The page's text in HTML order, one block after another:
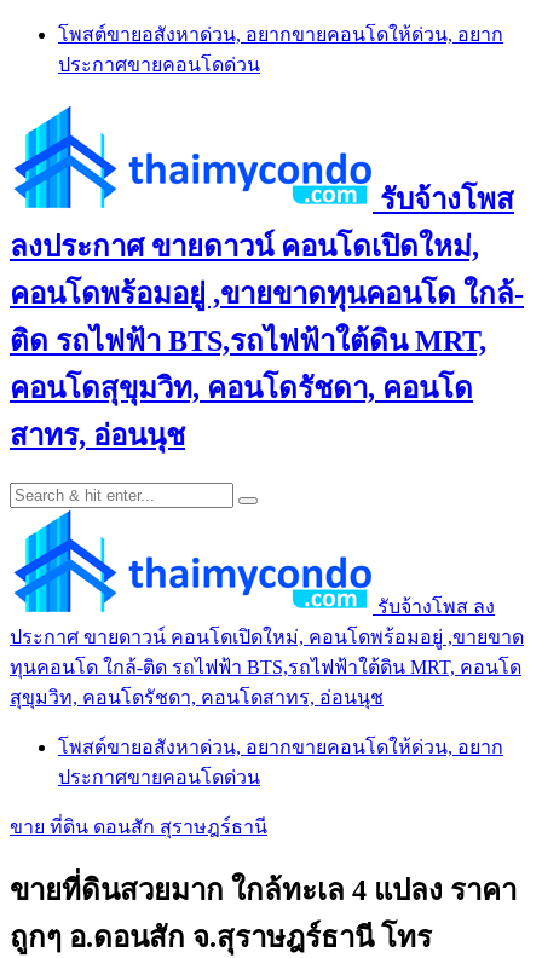
Skip
content
โพสต์ขายอสังหาด่วน, อยากขายคอนโดให้ด่วน, อยาก
ประกาศขายคอนโดด่วน
รับจ้างโพส
ลงประกาศ ขายดาวน์ คอนโดเปิดใหม่,
คอนโดพร้อมอยู่ ,ขายขาดทุนคอนโด ใกล้-
ติด รถไฟฟ้า BTS,รถไฟฟ้าใต้ดิน MRT,
คอนโดสุขุมวิท, คอนโดรัชดา, คอนโด
สาทร, อ่อนนุช
รับจ้างโพส ลง
ประกาศ ขายดาวน์ คอนโดเปิดใหม่, คอนโดพร้อมอยู่ ,ขายขาด
ทุนคอนโด ใกล้-ติด รถไฟฟ้า BTS,รถไฟฟ้าใต้ดิน MRT, คอนโด
สุขุมวิท, คอนโดรัชดา, คอนโดสาทร, อ่อนนุช
โพสต์ขายอสังหาด่วน, อยากขายคอนโดให้ด่วน, อยาก
ประกาศขายคอนโดด่วน
ขาย ที่ดิน ดอนสัก สุราษฎร์ธานี
ขายที่ดินสวยมาก ใกล้ทะเล 4 แปลง ราคา
ถูกๆ อ.ดอนสัก จ.สุราษฎร์ธานี โทร